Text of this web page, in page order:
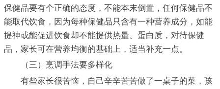
保健品要有个正确的态度，不能本末倒置，任何保健品不
能取代饮食，因为每种保健品只含有一种营养成分，如能
提神或能促进饮食却不能提供热量、蛋白质，对待保健
品，家长可在营养均衡的基础上，适当补充一点。
（三）烹调手法要多样化
有些家长很苦恼，自己辛辛苦苦做了一桌子的菜，孩